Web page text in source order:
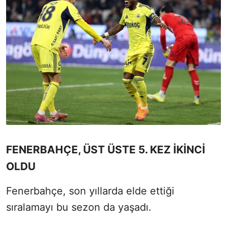
FENERBAHÇE, ÜST ÜSTE 5. KEZ İKİNCİ
OLDU
Fenerbahçe, son yıllarda elde ettiği
sıralamayı bu sezon da yaşadı.